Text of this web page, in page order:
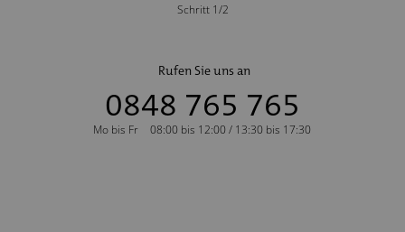
Schritt 1/2
Rufen Sie uns an
0848 765 765
Mo bis Fr 08:00 bis 12:00 / 13:30 bis 17:30